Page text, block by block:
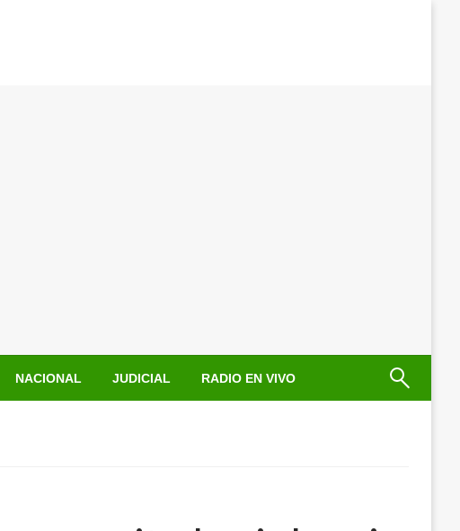
NACIONAL JUDICIAL RADIO EN VIVO